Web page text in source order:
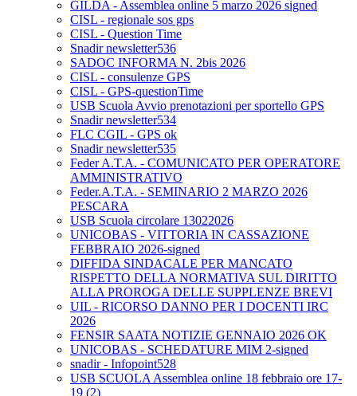
GILDA - Assemblea online 5 marzo 2026 signed
CISL - regionale sos gps
CISL - Question Time
Snadir newsletter536
SADOC INFORMA N. 2bis 2026
CISL - consulenze GPS
CISL - GPS-questionTime
USB Scuola Avvio prenotazioni per sportello GPS
Snadir newsletter534
FLC CGIL - GPS ok
Snadir newsletter535
Feder A.T.A. - COMUNICATO PER OPERATORE
AMMINISTRATIVO
Feder.A.T.A. - SEMINARIO 2 MARZO 2026
PESCARA
USB Scuola circolare 13022026
UNICOBAS - VITTORIA IN CASSAZIONE
FEBBRAIO 2026-signed
DIFFIDA SINDACALE PER MANCATO
RISPETTO DELLA NORMATIVA SUL DIRITTO
ALLA PROROGA DELLE SUPPLENZE BREVI
UIL - RICORSO DANNO PER I DOCENTI IRC
2026
FENSIR SAATA NOTIZIE GENNAIO 2026 OK
UNICOBAS - SCHEDATURE MIM 2-signed
snadir - Infopoint528
USB SCUOLA Assemblea online 18 febbraio ore 17-
19 (2)